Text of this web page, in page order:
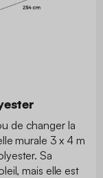
de changer la
murale 3 x 4 m
Sa
mais elle est